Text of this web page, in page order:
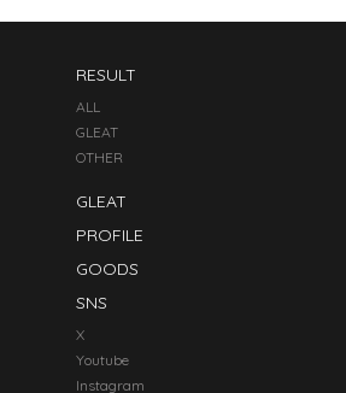
RESULT
ALL
GLEAT
OTHER
GLEAT
PROFILE
GOODS
SNS
X
Youtube
Instagram